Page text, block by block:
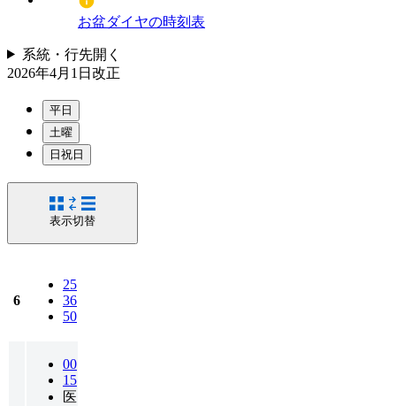
お盆ダイヤの時刻表
系統・行先開く
2026年4月1日 改正
平日
土曜
日祝日
表示切替
6
25
36
50
00
15
医